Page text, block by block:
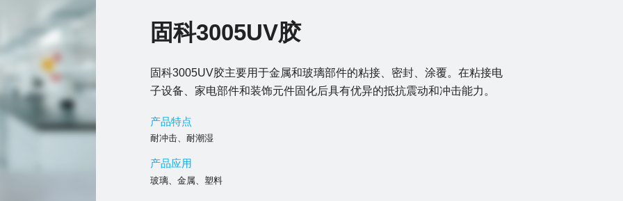
固科3005UV胶
固科3005UV胶主要用于金属和玻璃部件的粘接、密封、涂覆。在粘接电
子设备、家电部件和装饰元件固化后具有优异的抵抗震动和冲击能力。
产品特点
耐冲击、耐潮湿
产品应用
玻璃、金属、塑料